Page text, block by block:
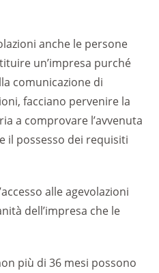
anche le persone
un’impresa purché
comunicazione di
facciano pervenire la
a comprovare l’avvenuta
il possesso dei requisiti
alle agevolazioni
dell’impresa che le
più di 36 mesi possono